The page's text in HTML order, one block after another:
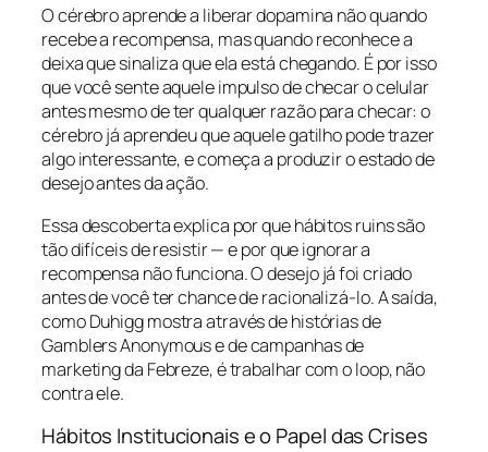
O cérebro aprende a liberar dopamina não quando
recebe a recompensa, mas quando reconhece a
deixa que sinaliza que ela está chegando. É por isso
que você sente aquele impulso de checar o celular
antes mesmo de ter qualquer razão para checar: o
cérebro já aprendeu que aquele gatilho pode trazer
algo interessante, e começa a produzir o estado de
desejo antes da ação.
Essa descoberta explica por que hábitos ruins são
tão difíceis de resistir — e por que ignorar a
recompensa não funciona. O desejo já foi criado
antes de você ter chance de racionalizá-lo. A saída,
como Duhigg mostra através de histórias de
Gamblers Anonymous e de campanhas de
marketing da Febreze, é trabalhar com o loop, não
contra ele.
Hábitos Institucionais e o Papel das Crises